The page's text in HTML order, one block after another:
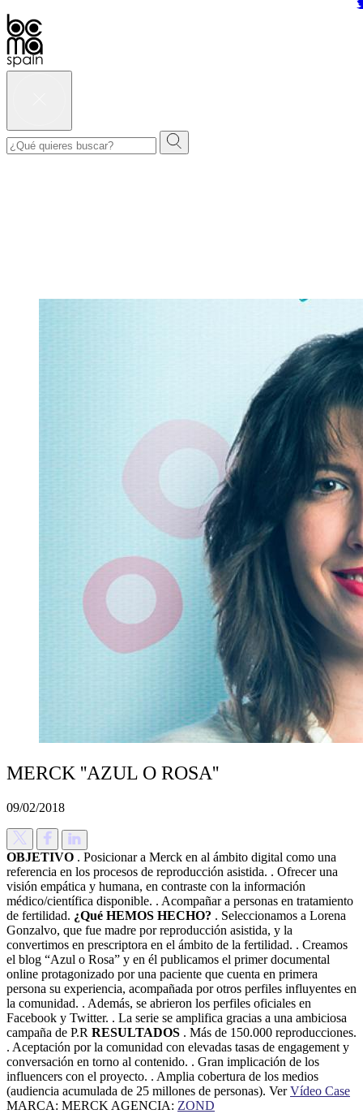
MERCK ''AZUL O ROSA''
09/02/2018
OBJETIVO . Posicionar a Merck en al ámbito digital como una
referencia en los procesos de reproducción asistida. . Ofrecer una
visión empática y humana, en contraste con la información
médico/científica disponible. . Acompañar a personas en tratamiento
de fertilidad. ¿Qué HEMOS HECHO? . Seleccionamos a Lorena
Gonzalvo, que fue madre por reproducción asistida, y la
convertimos en prescriptora en el ámbito de la fertilidad. . Creamos
el blog “Azul o Rosa” y en él publicamos el primer documental
online protagonizado por una paciente que cuenta en primera
persona su experiencia, acompañada por otros perfiles influyentes en
la comunidad. . Además, se abrieron los perfiles oficiales en
Facebook y Twitter. . La serie se amplifica gracias a una ambiciosa
campaña de P.R RESULTADOS . Más de 150.000 reproducciones.
. Aceptación por la comunidad con elevadas tasas de engagement y
conversación en torno al contenido. . Gran implicación de los
influencers con el proyecto. . Amplia cobertura de los medios
(audiencia acumulada de 25 millones de personas). VerVídeo Case
MARCA: MERCK AGENCIA: ZOND